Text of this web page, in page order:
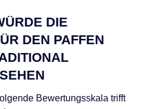
DIE
DEN PAFFEN
Bewertungsskala trifft